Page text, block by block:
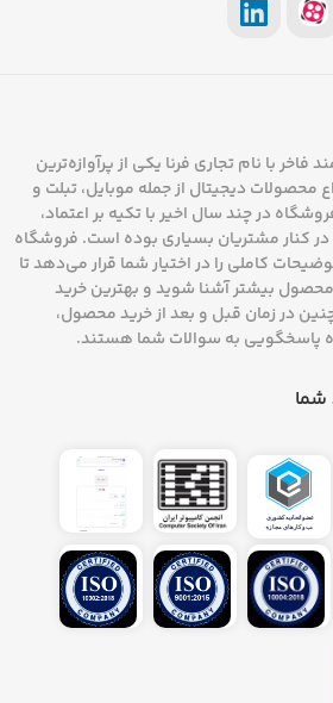
با نام تجاری فرنا یکی از پرآوازه‌ترین
محصولات دیجیتال از جمله موبایل، تبلت و
در چند سال اخیر با تکیه بر اعتماد،
کنار مشتریان بسیاری بوده است. فروشگاه
کاملی را در اختیار شما قرار می‌دهد تا
محصول بیشتر آشنا شوید و بهترین خرید
در زمان قبل و بعد از خرید محصول،
پاسخگویی به سوالات شما هستند.
شما